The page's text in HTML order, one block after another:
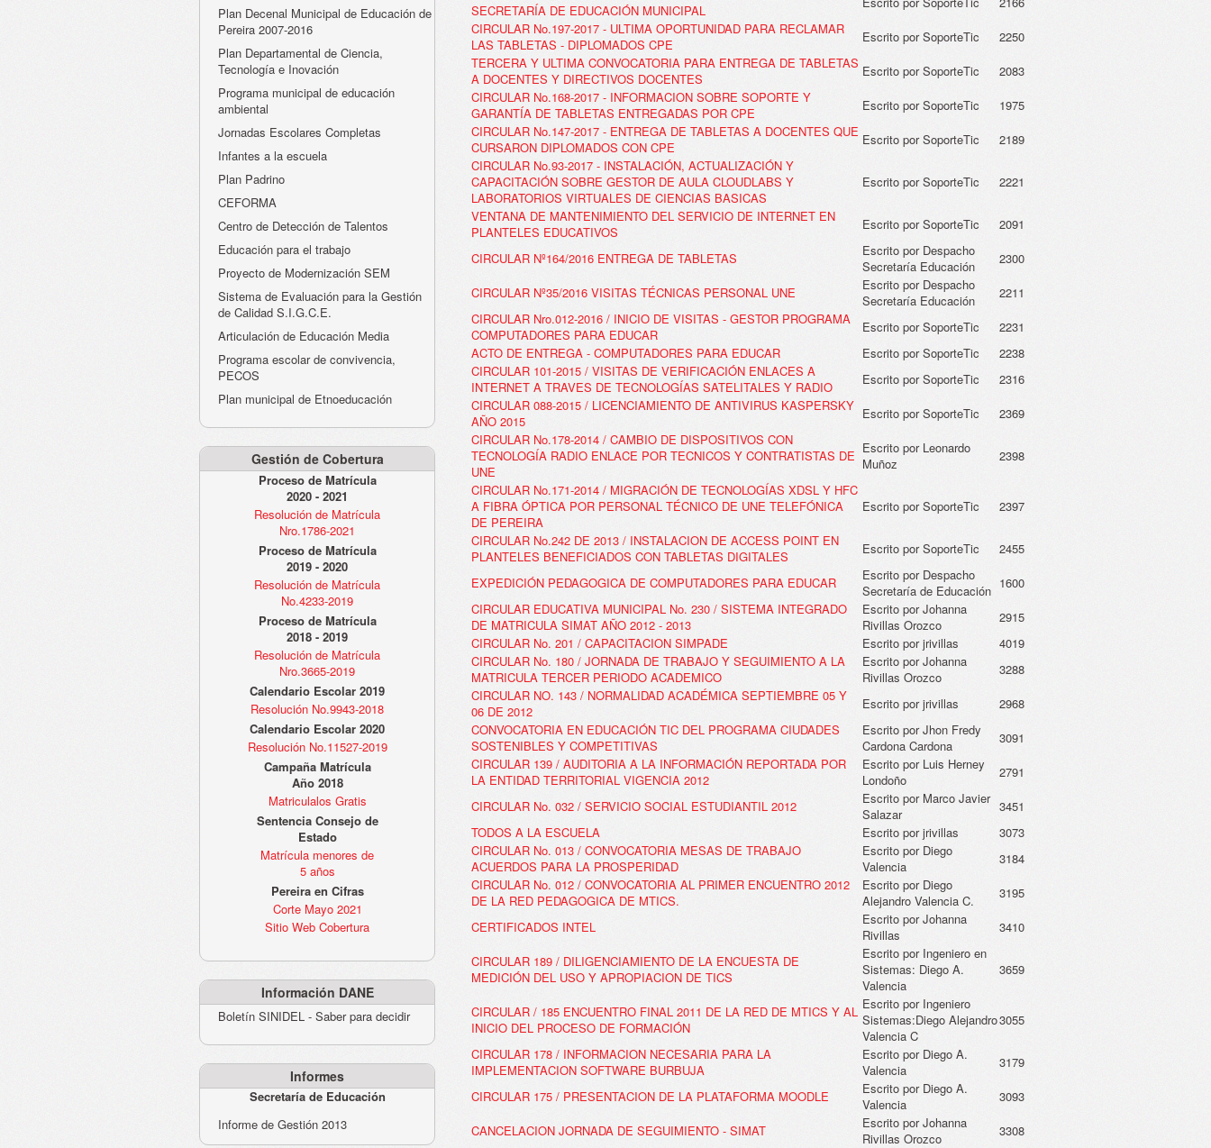
Plan Decenal Municipal de Educación de
Pereira 2007-2016
Plan Departamental de Ciencia,
Tecnología e Inovación
Programa municipal de educación
ambiental
Jornadas Escolares Completas
Infantes a la escuela
Plan Padrino
CEFORMA
Centro de Detección de Talentos
Educación para el trabajo
Proyecto de Modernización SEM
Sistema de Evaluación para la Gestión
de Calidad S.I.G.C.E.
Articulación de Educación Media
Programa escolar de convivencia,
PECOS
Plan municipal de Etnoeducación
Gestión de Cobertura
Proceso de Matrícula
2020 - 2021
Resolución de Matrícula
Nro.1786-2021
Proceso de Matrícula
2019 - 2020
Resolución de Matrícula
No.4233-2019
Proceso de Matrícula
2018 - 2019
Resolución de Matrícula
Nro.3665-2019
Calendario Escolar 2019
Resolución No.9943-2018
Calendario Escolar 2020
Resolución No.11527-2019
Campaña Matrícula
Año 2018
Matriculalos Gratis
Sentencia Consejo de
Estado
Matrícula menores de
5 años
Pereira en Cifras
Corte Mayo 2021
Sitio Web Cobertura
Información DANE
Boletín SINIDEL - Saber para decidir
Informes
Secretaría de Educación
Informe de Gestión 2013
SECRETARÍA DE EDUCACIÓN MUNICIPAL
CIRCULAR No.197-2017 - ULTIMA OPORTUNIDAD PARA RECLAMAR
LAS TABLETAS - DIPLOMADOS CPE
Escrito por SoporteTic
2250
TERCERA Y ULTIMA CONVOCATORIA PARA ENTREGA DE TABLETAS
A DOCENTES Y DIRECTIVOS DOCENTES
Escrito por SoporteTic
2083
CIRCULAR No.168-2017 - INFORMACION SOBRE SOPORTE Y
GARANTÍA DE TABLETAS ENTREGADAS POR CPE
Escrito por SoporteTic
1975
CIRCULAR No.147-2017 - ENTREGA DE TABLETAS A DOCENTES QUE
CURSARON DIPLOMADOS CON CPE
Escrito por SoporteTic
2189
CIRCULAR No.93-2017 - INSTALACIÓN, ACTUALIZACIÓN Y
CAPACITACIÓN SOBRE GESTOR DE AULA CLOUDLABS Y
LABORATORIOS VIRTUALES DE CIENCIAS BASICAS
Escrito por SoporteTic
2221
VENTANA DE MANTENIMIENTO DEL SERVICIO DE INTERNET EN
PLANTELES EDUCATIVOS
Escrito por SoporteTic
2091
CIRCULAR Nº164/2016 ENTREGA DE TABLETAS
Escrito por Despacho
Secretaría Educación
2300
CIRCULAR Nº35/2016 VISITAS TÉCNICAS PERSONAL UNE
Escrito por Despacho
Secretaría Educación
2211
CIRCULAR Nro.012-2016 / INICIO DE VISITAS - GESTOR PROGRAMA
COMPUTADORES PARA EDUCAR
Escrito por SoporteTic
2231
ACTO DE ENTREGA - COMPUTADORES PARA EDUCAR
Escrito por SoporteTic
2238
CIRCULAR 101-2015 / VISITAS DE VERIFICACIÓN ENLACES A
INTERNET A TRAVES DE TECNOLOGÍAS SATELITALES Y RADIO
Escrito por SoporteTic
2316
CIRCULAR 088-2015 / LICENCIAMIENTO DE ANTIVIRUS KASPERSKY
AÑO 2015
Escrito por SoporteTic
2369
CIRCULAR No.178-2014 / CAMBIO DE DISPOSITIVOS CON
TECNOLOGÍA RADIO ENLACE POR TECNICOS Y CONTRATISTAS DE
UNE
Escrito por Leonardo
Muñoz
2398
CIRCULAR No.171-2014 / MIGRACIÓN DE TECNOLOGÍAS XDSL Y HFC
A FIBRA ÓPTICA POR PERSONAL TÉCNICO DE UNE TELEFÓNICA
DE PEREIRA
Escrito por SoporteTic
2397
CIRCULAR No.242 DE 2013 / INSTALACION DE ACCESS POINT EN
PLANTELES BENEFICIADOS CON TABLETAS DIGITALES
Escrito por SoporteTic
2455
EXPEDICIÓN PEDAGOGICA DE COMPUTADORES PARA EDUCAR
Escrito por Despacho
Secretaría de Educación 1600
CIRCULAR EDUCATIVA MUNICIPAL No. 230 / SISTEMA INTEGRADO
DE MATRICULA SIMAT AÑO 2012 - 2013
Escrito por Johanna
Rivillas Orozco
2915
CIRCULAR No. 201 / CAPACITACION SIMPADE
Escrito por jrivillas
4019
CIRCULAR No. 180 / JORNADA DE TRABAJO Y SEGUIMIENTO A LA
MATRICULA TERCER PERIODO ACADEMICO
Escrito por Johanna
Rivillas Orozco
3288
CIRCULAR NO. 143 / NORMALIDAD ACADÉMICA SEPTIEMBRE 05 Y
06 DE 2012
Escrito por jrivillas
2968
CONVOCATORIA EN EDUCACIÓN TIC DEL PROGRAMA CIUDADES
SOSTENIBLES Y COMPETITIVAS
Escrito por Jhon Fredy
Cardona Cardona
3091
CIRCULAR 139 / AUDITORIA A LA INFORMACIÓN REPORTADA POR
LA ENTIDAD TERRITORIAL VIGENCIA 2012
Escrito por Luis Herney
Londoño
2791
CIRCULAR No. 032 / SERVICIO SOCIAL ESTUDIANTIL 2012
Escrito por Marco Javier
Salazar
3451
TODOS A LA ESCUELA
Escrito por jrivillas
3073
CIRCULAR No. 013 / CONVOCATORIA MESAS DE TRABAJO
ACUERDOS PARA LA PROSPERIDAD
Escrito por Diego
Valencia
3184
CIRCULAR No. 012 / CONVOCATORIA AL PRIMER ENCUENTRO 2012
DE LA RED PEDAGOGICA DE MTICS.
Escrito por Diego
Alejandro Valencia C.
3195
CERTIFICADOS INTEL
Escrito por Johanna
Rivillas
3410
CIRCULAR 189 / DILIGENCIAMIENTO DE LA ENCUESTA DE
MEDICIÓN DEL USO Y APROPIACION DE TICS
Escrito por Ingeniero en
Sistemas: Diego A.
Valencia
3659
CIRCULAR / 185 ENCUENTRO FINAL 2011 DE LA RED DE MTICS Y AL
INICIO DEL PROCESO DE FORMACIÓN
Escrito por Ingeniero
Sistemas:Diego Alejandro
Valencia C
3055
CIRCULAR 178 / INFORMACION NECESARIA PARA LA
IMPLEMENTACION SOFTWARE BURBUJA
Escrito por Diego A.
Valencia
3179
CIRCULAR 175 / PRESENTACION DE LA PLATAFORMA MOODLE
Escrito por Diego A.
Valencia
3093
CANCELACION JORNADA DE SEGUIMIENTO - SIMAT
Escrito por Johanna
Rivillas Orozco
3308